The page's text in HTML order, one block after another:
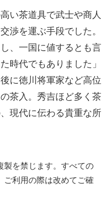
い茶道具で武士や商人
渉を運ぶ手段でした。
、一国に値するとも言
時代でもありました」
に徳川将軍家など高位
茶入。秀吉ほど多く茶
現代に伝わる貴重な所
製を禁じます。すべての
ご利用の際は改めてご確